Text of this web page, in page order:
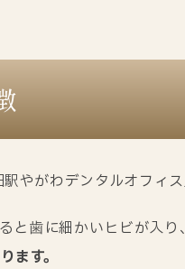
歯に細かいヒビが入り、
す。